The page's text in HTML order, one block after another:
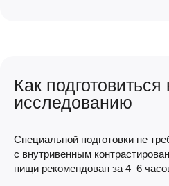
Как подготовиться
исследованию
Специальной подготовки не
с внутривенным
пищи рекомендован за 4–6